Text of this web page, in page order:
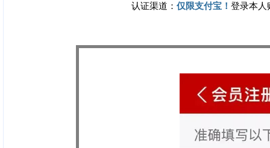
认证渠道： 仅限支付宝！ 登录本人